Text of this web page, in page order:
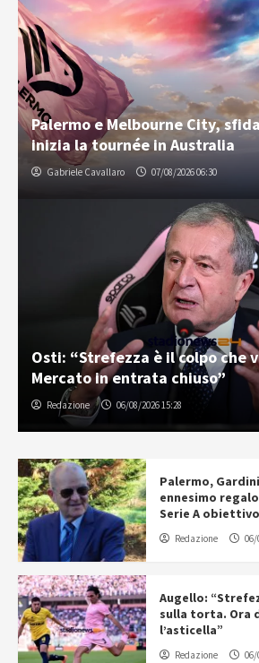
Palermo e Melbourne City,
inizia la tournée in Australia
Gabriele Cavallaro 07/08/2026 06:30
Osti: “Strefezza è il colpo che
Mercato in entrata chiuso”
Redazione 06/08/2026 15:28
Palermo,
ennesimo
Serie A
Redazione 06/
Augello:
sulla torta. Ora
l’asticella”
Redazione 06/